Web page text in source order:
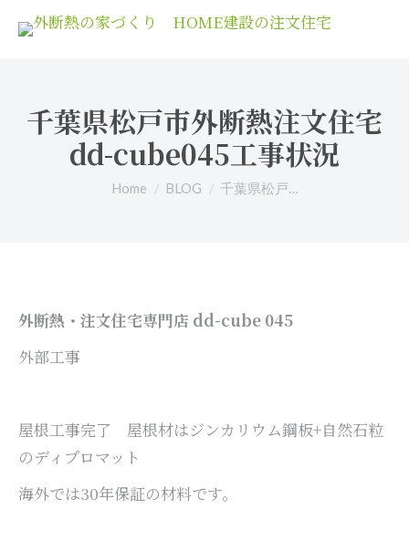
千葉県松戸市外断熱注文住宅
dd-cube045工事状況
You are here:
Home BLOG 千葉県松戸…
外断熱・注文住宅専門店 dd-cube 045
外部工事
屋根工事完了 屋根材はジンカリウム鋼板+自然石粒
のディプロマット
海外では30年保証の材料です。